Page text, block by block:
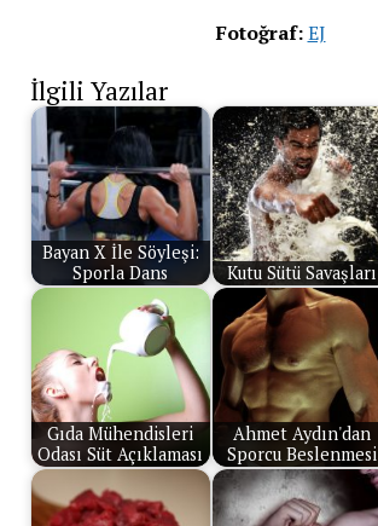
Fotoğraf: EJ
İlgili Yazılar
Bayan X İle Söyleşi:
Sporla Dans
Kutu Sütü Savaşları
Gıda Mühendisleri
Odası Süt Açıklaması
Ahmet Aydın'dan
Sporcu Beslenmesi